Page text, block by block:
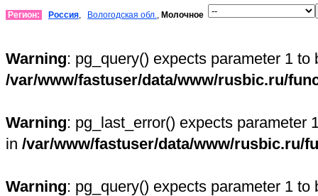
Регион: Россия, Вологодская обл., Молочное
Warning: pg_query() expects parameter 1
/var/www/fastuser/data/www/rusbic.ru/
Warning: pg_last_error() expects parameter
in /var/www/fastuser/data/www/rusbic.ru/
Warning: pg_query() expects parameter 1